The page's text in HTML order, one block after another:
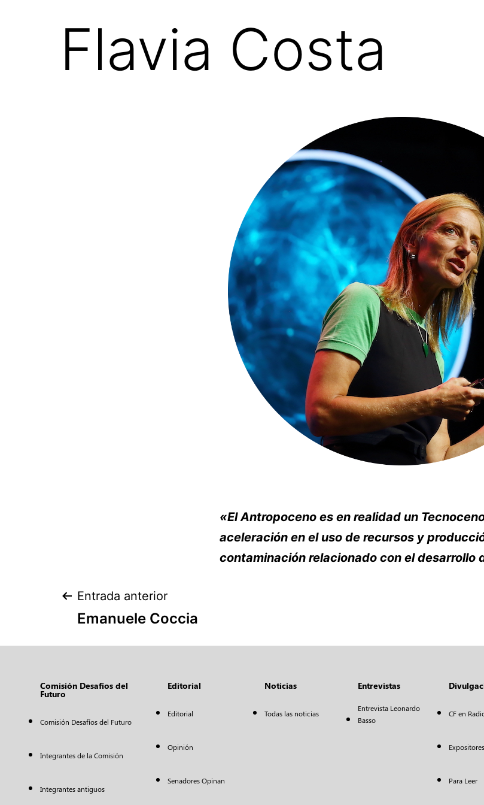
Flavia Costa
«El Antropoceno es en realidad un
aceleración en el uso de recursos y
contaminación relacionado con el desarrollo
Entrada anterior
Emanuele Coccia
Comisión Desafíos del
Futuro
Comisión Desafíos del Futuro
Integrantes de la Comisión
Integrantes antiguos
Editorial
Editorial
Opinión
Senadores Opinan
Noticias
Todas las noticias
Entrevistas
Entrevista Leonardo
Basso
CF en
Para Leer